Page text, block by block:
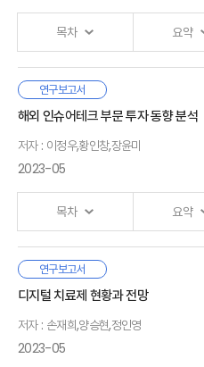
Ⅳ. IFRS17의 경영 전략적 유인과
2. 손익 관리
3. 자본 관리
4. 소결
Ⅴ. 가치경영을 위한 과제
1. 가정 검증을 위한 프로세스 확립
2. 자본 관리 효율성 제고
Ⅵ. 결론
· 참고문헌
보지 못한 부정적인 시나리오에
이전과는 다른 신중함을 가
집행에 집중한 것은 더 이상 디지
시사한다.
모색하는 과정에서 최근 해외 보
가속화, ② 디지털·고령화에 대응
③ ESG 경영의 일환으로 기후
특징과 해외 감독정책 동향
디지털 혁신지원과 보험시장
노력, ④ 기후리스크 관리 강화의
국내 보험산업의 변화 및 대응방
① 보험회사 내부의 효율성과 보
기존 가치사슬을 디지털화
성장동력으로 디지털 전략과
Ⅱ. 최근 금융 및 보험 환경 변화
1. 사회 경제적 측면
2. 보험산업 측면
Ⅲ. 국내 보험산업 평가
1. 환경변화 대응
3. 신뢰도
4. 소결
Ⅳ. 최근 해외 보험산업 및 감독정책
2. 감독정책
3. 소결
Ⅴ. 디지털 전환 시대 보험산업 대응
1. 환경 변화와 새로운 보험 수요
목차 요약
고령화로 인해 노후 의료비 부족
대한 준비는 미흡한 실정 이다.
한계가 있을 수 있고, 민영건강
인해 노후 의료비 대책으로는 한계
싱가포르의 의료저축계좌
미국의 건강저축계좌
의료비 로 활용할 수 있도록 하
제도들은 저비용 의료비는 가입
고비용 의료비는 별도의 보
건강보험에서 흔히 발생하는 의료
방지하고 효율성 을 개선할 수 있
Ⅰ. 서론
1. 연구 배경
2. 연구 내용
Ⅱ. 의료비 적립제도 해외 사례
1. 싱가포르 의료저축계좌
2. 미국의 건강저축계좌
Ⅲ. 국내 노후 의료비 적립제도 도입
1. 공적 의료보장의 대체 기능으
추진
연구보고서
해외 인슈어테크 부문 투자 동향 분석
저자 : 이정우,황인창,장윤미
2023-05
목차 요약
보험산업은 최근 몇 년 동안 새로
소비자 선택의 폭이 넓어졌다.
부가 서비스를 제공하고
보험서비스의 현황 분석을 목적
Ⅰ. 서론
1. 연구 목적 및 범위
2. 기존 연구와의 차별성
3. 연구 내용 및 구성
연구보고서
디지털 치료제 현황과 전망
저자 : 손재희,양승현,정인영
2023-05